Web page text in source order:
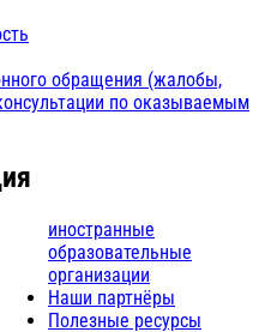
обращения (жалобы,
по оказываемым
иностранные
образовательные
организации
Наши партнёры
Полезные ресурсы